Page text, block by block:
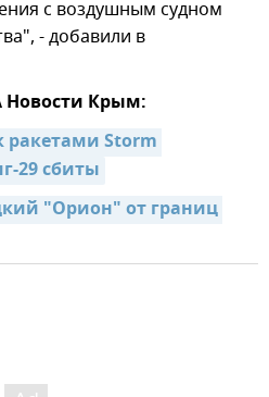
с воздушным судном
- добавили в
Новости Крым:
ракетами Storm
29 сбиты
"Орион" от границ